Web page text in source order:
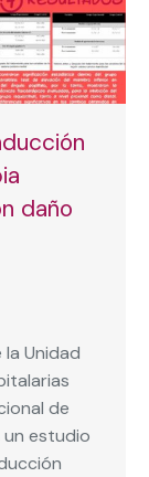
daño
Unidad
de
estudio